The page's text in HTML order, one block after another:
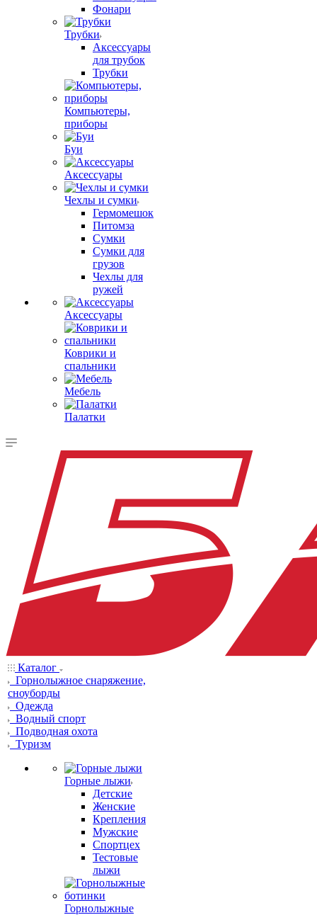
Фонари
Трубки
Аксессуары
для трубок
Трубки
Компьютеры,
приборы
Буи
Аксессуары
Чехлы и сумки
Гермомешок
Питомза
Сумки
Сумки для
грузов
Чехлы для
ружей
Аксессуары
Коврики и
спальники
Мебель
Палатки
Каталог
Горнолыжное снаряжение,
сноуборды
Одежда
Водный спорт
Подводная охота
Туризм
Горные лыжи
Детские
Женские
Крепления
Мужские
Спортцех
Тестовые
лыжи
Горнолыжные